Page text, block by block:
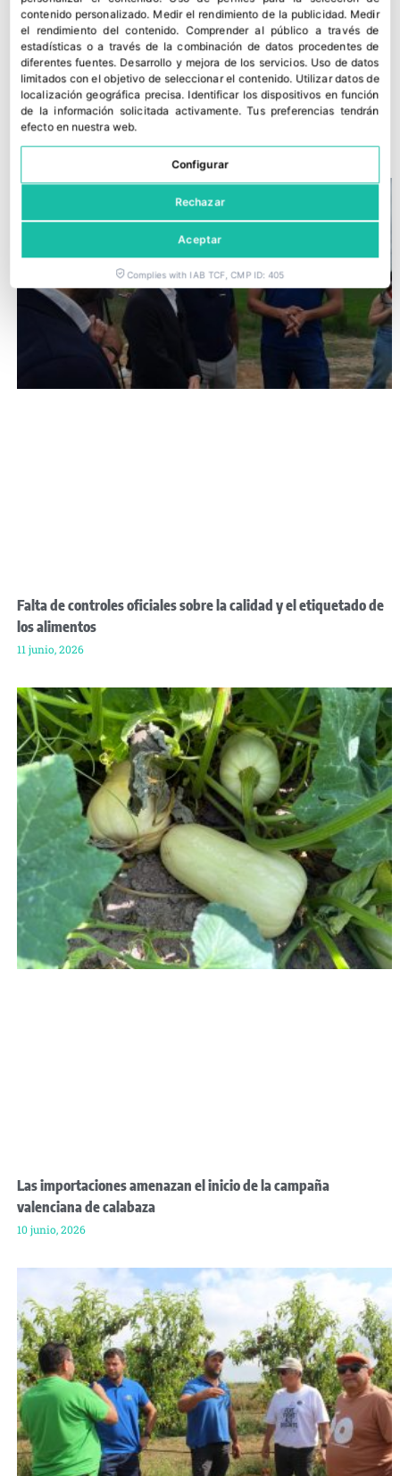
El proyecto de presupuestos de la Generalitat supone una
mejora de las políticas agrarias
Falta de controles oficiales sobre la calidad y el etiquetado de
los alimentos
11 junio, 2026
Las importaciones amenazan el inicio de la campaña
valenciana de calabaza
10 junio, 2026
contenido personalizado. Medir el rendimiento de la publicidad. Medir
el rendimiento del contenido.Comprender al público a través de
estadísticas o a través de la combinación de datos procedentes de
diferentes fuentes. Desarrollo y mejora de los servicios. Uso de datos
limitados con el objetivo de seleccionar el contenido. Utilizar datos de
localización geográfica precisa. Identificar los dispositivos en función
de la información solicitada activamente.Tus preferencias tendrán
efecto en nuestra web.
Configurar
Rechazar
Aceptar
Complies with IAB TCF, CMP ID: 405